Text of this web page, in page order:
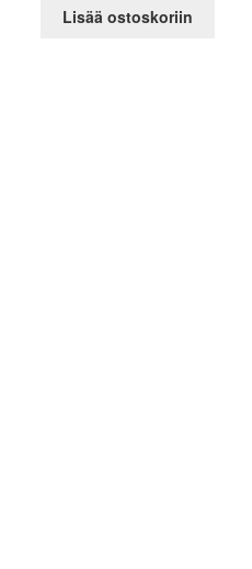
Lisää ostoskoriin